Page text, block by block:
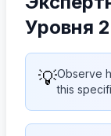
Уровня
💡Observe
this